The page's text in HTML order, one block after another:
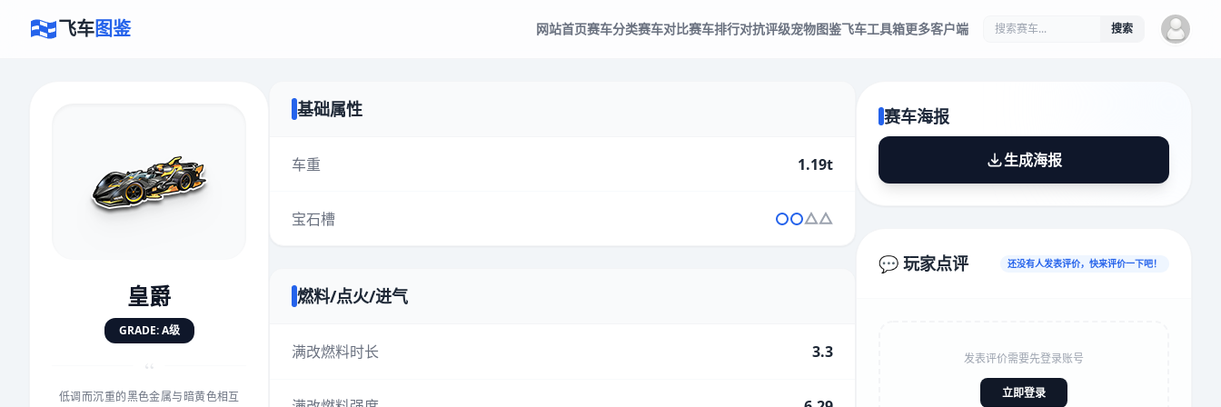
飞车图鉴 网站首页赛车分类赛车对比赛车排行对抗评级宠物图鉴飞车工具箱更多客户端 搜索
皇爵
GRADE: A级
“
低调而沉重的黑色金属与暗黄色相互
基础属性
车重 1.19t
宝石槽
燃料/点火/进气
满改燃料时长 3.3
赛车海报
生成海报
💬 玩家点评 还没有人发表评价，快来评价一下吧！
发表评价需要先登录账号
立即登录
5.0分
对抗
★★★★★★
手感 5.0分